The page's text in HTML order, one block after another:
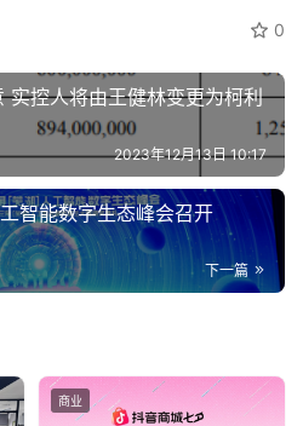
0
实控人将由王健林变更为柯利
2023年12月13日 10:17
智能数字生态峰会召开
下一篇
商业